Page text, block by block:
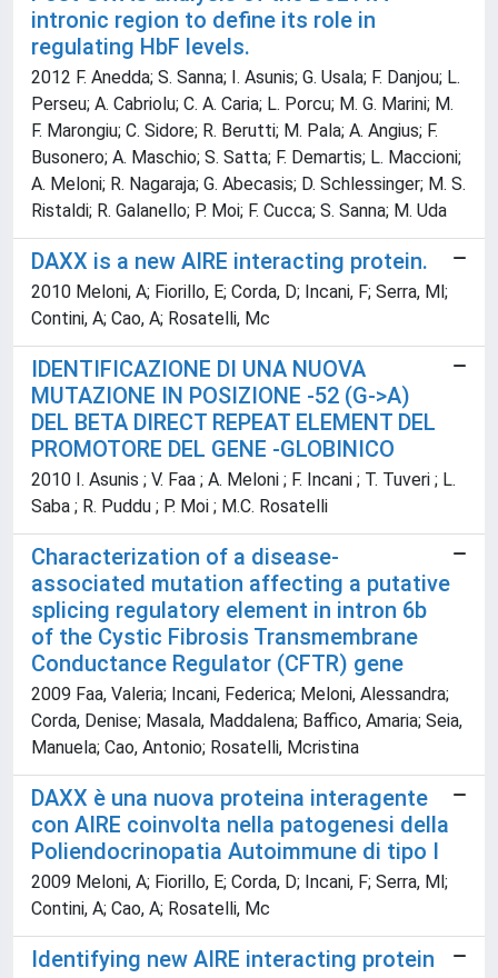
intronic region to define its role in
regulating HbF levels.
2012 F. Anedda; S. Sanna; I. Asunis; G. Usala; F. Danjou; L.
Perseu; A. Cabriolu; C. A. Caria; L. Porcu; M. G. Marini; M.
F. Marongiu; C. Sidore; R. Berutti; M. Pala; A. Angius; F.
Busonero; A. Maschio; S. Satta; F. Demartis; L. Maccioni;
A. Meloni; R. Nagaraja; G. Abecasis; D. Schlessinger; M. S.
Ristaldi; R. Galanello; P. Moi; F. Cucca; S. Sanna; M. Uda
DAXX is a new AIRE interacting protein.
2010 Meloni, A; Fiorillo, E; Corda, D; Incani, F; Serra, Ml;
Contini, A; Cao, A; Rosatelli, Mc
IDENTIFICAZIONE DI UNA NUOVA
MUTAZIONE IN POSIZIONE -52 (G->A)
DEL BETA DIRECT REPEAT ELEMENT DEL
PROMOTORE DEL GENE -GLOBINICO
2010 I. Asunis ; V. Faa ; A. Meloni ; F. Incani ; T. Tuveri ; L.
Saba ; R. Puddu ; P. Moi ; M.C. Rosatelli
Characterization of a disease-
associated mutation affecting a putative
splicing regulatory element in intron 6b
of the Cystic Fibrosis Transmembrane
Conductance Regulator (CFTR) gene
2009 Faa, Valeria; Incani, Federica; Meloni, Alessandra;
Corda, Denise; Masala, Maddalena; Baffico, Amaria; Seia,
Manuela; Cao, Antonio; Rosatelli, Mcristina
DAXX è una nuova proteina interagente
con AIRE coinvolta nella patogenesi della
Poliendocrinopatia Autoimmune di tipo I
2009 Meloni, A; Fiorillo, E; Corda, D; Incani, F; Serra, Ml;
Contini, A; Cao, A; Rosatelli, Mc
Identifying new AIRE interacting protein